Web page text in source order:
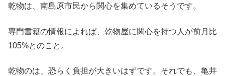
乾物は、南島原市民から関心を集めているそうです。
専門書籍の情報によれば、乾物屋に関心を持つ人が前月比
105%とのこと。
乾物のは、恐らく負担が大きいはずです。それでも、亀井